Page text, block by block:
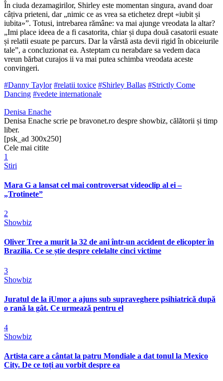
În ciuda dezamagirilor, Shirley este momentan singura, avand doar
câțiva prieteni, dar „nimic ce as vrea sa etichetez drept «iubit și
iubita»”. Totusi, intrebarea rămâne: va mai ajunge vreodata la altar?
„Imi place ideea de a fi casatorita, chiar și dupa două casatorii esuate
și relatii esuate pe parcurs. Dar la vârstă asta devii rigid în obiceiurile
tale”, a concluzionat ea. Asteptam cu nerabdare sa vedem daca
vreun bărbat curajos ii va mai putea schimba vreodata aceste
convingeri.
#Danny Taylor #relatii toxice #Shirley Ballas #Strictly Come
Dancing #vedete internationale
Denisa Enache
Denisa Enache scrie pe bravonet.ro despre showbiz, călătorii și timp
liber.
[psk_ad 300x250]
Cele mai citite
1
Stiri
Mara G a lansat cel mai controversat videoclip al ei –
„Trotinete”
2
Showbiz
Oliver Tree a murit la 32 de ani într-un accident de elicopter în
Brazilia. Ce se știe despre celelalte cinci victime
3
Showbiz
Juratul de la iUmor a ajuns sub supraveghere psihiatrică după
o rană la gât. Ce urmează pentru el
4
Showbiz
Artista care a cântat la patru Mondiale a dat tonul la Mexico
City. De ce toți au vorbit despre ea